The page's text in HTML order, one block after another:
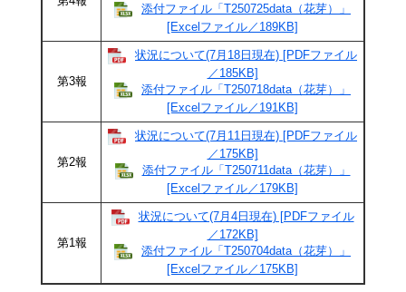
添付ファイル「T250725data（花芽）」
[Excelファイル／189KB]
第3報
状況について(7月18日現在) [PDFファイル
／185KB]
添付ファイル「T250718data（花芽）」
[Excelファイル／191KB]
第2報
状況について(7月11日現在) [PDFファイル
／175KB]
添付ファイル「T250711data（花芽）」
[Excelファイル／179KB]
第1報
状況について(7月4日現在) [PDFファイル
／172KB]
添付ファイル「T250704data（花芽）」
[Excelファイル／175KB]